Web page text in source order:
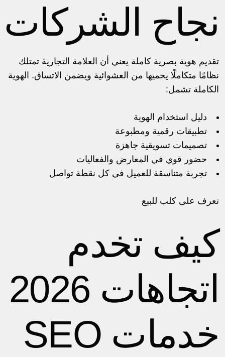
نجاح الشركات
تقديم هوية بصرية كاملة يعني أن العلامة التجارية تمتلك
نظامًا متكاملًا يحميها من العشوائية ويضمن الاتساق. الهوية
الكاملة تشمل:
دليل استخدام الهوية
تطبيقات رقمية ومطبوعة
تصميمات تسويقية جاهزة
حضور قوي في المعارض والفعاليات
تجربة متناسقة للعميل في كل نقطة تواصل
تعرف على كلب للبيع
كيف تخدم
اتجاهات 2026
خدمات SEO